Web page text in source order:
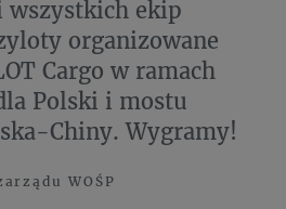
wszystkich ekip
organizowane
Cargo w ramach
Polski i mostu
Chiny. Wygramy!
WOŚP